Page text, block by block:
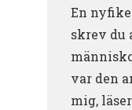
En
skrev du
var den
mig,